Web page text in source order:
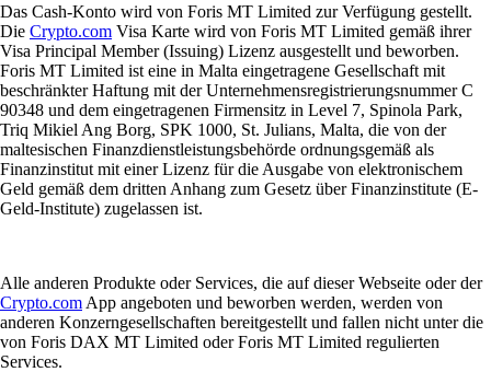
Das Cash-Konto wird von Foris MT Limited zur Verfügung gestellt.
Die Crypto.com Visa Karte wird von Foris MT Limited gemäß ihrer
Visa Principal Member (Issuing) Lizenz ausgestellt und beworben.
Foris MT Limited ist eine in Malta eingetragene Gesellschaft mit
beschränkter Haftung mit der Unternehmensregistrierungsnummer C
90348 und dem eingetragenen Firmensitz in Level 7, Spinola Park,
Triq Mikiel Ang Borg, SPK 1000, St. Julians, Malta, die von der
maltesischen Finanzdienstleistungsbehörde ordnungsgemäß als
Finanzinstitut mit einer Lizenz für die Ausgabe von elektronischem
Geld gemäß dem dritten Anhang zum Gesetz über Finanzinstitute (E-
Geld-Institute) zugelassen ist.
Alle anderen Produkte oder Services, die auf dieser Webseite oder der
Crypto.com App angeboten und beworben werden, werden von
anderen Konzerngesellschaften bereitgestellt und fallen nicht unter die
von Foris DAX MT Limited oder Foris MT Limited regulierten
Services.